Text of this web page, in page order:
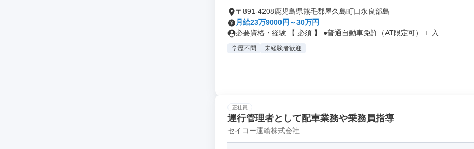
〒891-4208鹿児島県熊毛郡屋久島町口永良部島
月給23万9000円～30万円
必要資格・経験 【 必須 】 ●普通自動車免許（AT限定可） ∟入...
学歴不問 未経験者歓迎
正社員
運行管理者として配車業務や乗務員指導
セイコー運輸株式会社